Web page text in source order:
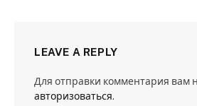
LEAVE A REPLY
Для отправки комментария вам
авторизоваться.